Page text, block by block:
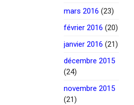
mars 2016 (23)
février 2016 (20)
janvier 2016 (21)
décembre 2015
(24)
novembre 2015
(21)